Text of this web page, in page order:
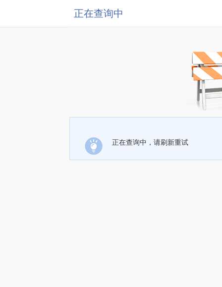
正在查询中
正在查询中，请刷新重试